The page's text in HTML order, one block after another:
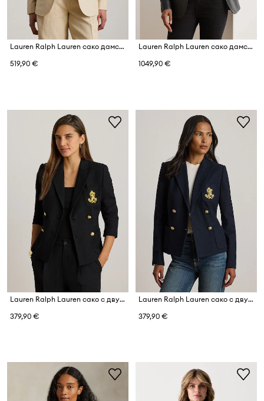
Lauren Ralph Lauren сако дамско с лен
519,90 €
Lauren Ralph Lauren сако дамско от кожа
1049,90 €
Lauren Ralph Lauren сако с двуредно закопчаване от памук с еластан
379,90 €
Lauren Ralph Lauren сако с двуредно закопчаване от памук с еластан
379,90 €